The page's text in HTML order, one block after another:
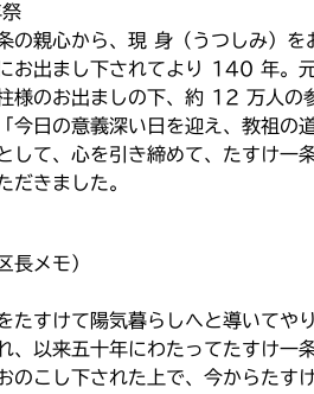
の親心から、現 身（うつしみ）
お出まし下されてより 140 年。
様のお出ましの下、約 12 万人の
今日の意義深い日を迎え、教祖の
して、心を引き締めて、たすけ一
だきました。
長メモ）
たすけて陽気暮らしへと導いて
、以来五十年にわたってたすけ一
のこし下された上で、今からたす